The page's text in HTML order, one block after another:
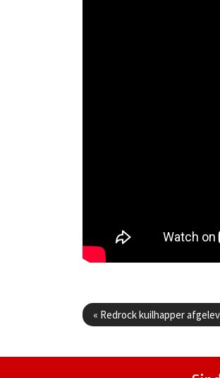
Berichtenmenu
« Redrock kuilhapper